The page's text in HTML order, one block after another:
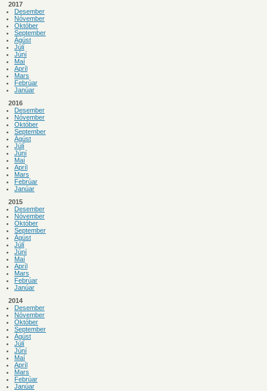
2017
Desember
Nóvember
Október
September
Ágúst
Júlí
Júní
Maí
Apríl
Mars
Febrúar
Janúar
2016
Desember
Nóvember
Október
September
Ágúst
Júlí
Júní
Maí
Apríl
Mars
Febrúar
Janúar
2015
Desember
Nóvember
Október
September
Ágúst
Júlí
Júní
Maí
Apríl
Mars
Febrúar
Janúar
2014
Desember
Nóvember
Október
September
Ágúst
Júlí
Júní
Maí
Apríl
Mars
Febrúar
Janúar